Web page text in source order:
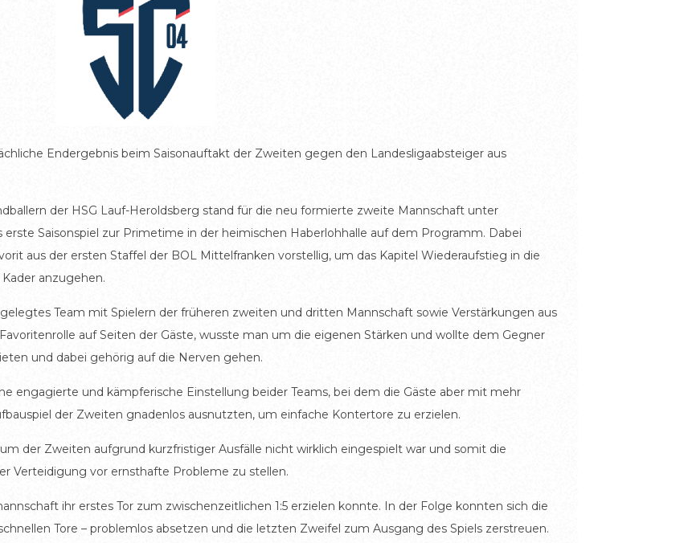
Endergebnis beim Saisonauftakt der Zweiten gegen den Landesligaabsteiger aus
der HSG Lauf-Heroldsberg stand für die neu formierte zweite Mannschaft unter
Saisonspiel zur Primetime in der heimischen Haberlohhalle auf dem Programm. Dabei
aus der ersten Staffel der BOL Mittelfranken vorstellig, um das Kapitel Wiederaufstieg in die
anzugehen.
Team mit Spielern der früheren zweiten und dritten Mannschaft sowie Verstärkungen aus
auf Seiten der Gäste, wusste man um die eigenen Stärken und wollte dem Gegner
und dabei gehörig auf die Nerven gehen.
engagierte und kämpferische Einstellung beider Teams, bei dem die Gäste aber mit mehr
der Zweiten gnadenlos ausnutzten, um einfache Kontertore zu erzielen.
der Zweiten aufgrund kurzfristiger Ausfälle nicht wirklich eingespielt war und somit die
Verteidigung vor ernsthafte Probleme zu stellen.
ihr erstes Tor zum zwischenzeitlichen 1:5 erzielen konnte. In der Folge konnten sich die
Tore – problemlos absetzen und die letzten Zweifel zum Ausgang des Spiels zerstreuen.